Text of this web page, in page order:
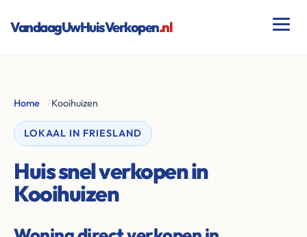
VandaagUwHuisVerkopen.nl
Home /Kooihuizen
LOKAAL IN FRIESLAND
Huis snel verkopen in
Kooihuizen